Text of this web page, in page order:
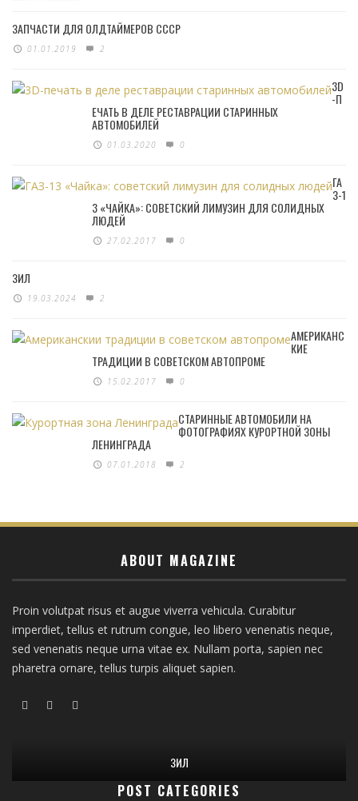
ЗАПЧАСТИ ДЛЯ ОЛДТАЙМЕРОВ СССР
01.01.2019 2
3D
-П
ЕЧАТЬ В ДЕЛЕ РЕСТАВРАЦИИ СТАРИННЫХ
АВТОМОБИЛЕЙ
01.03.2020 0
ГА
З-1
3 «ЧАЙКА»: СОВЕТСКИЙ ЛИМУЗИН ДЛЯ СОЛИДНЫХ
ЛЮДЕЙ
27.02.2017 0
ЗИЛ
19.03.2024 2
АМЕРИКАНС
КИЕ
ТРАДИЦИИ В СОВЕТСКОМ АВТОПРОМЕ
15.02.2017 0
СТАРИННЫЕ АВТОМОБИЛИ НА
ФОТОГРАФИЯХ КУРОРТНОЙ ЗОНЫ
ЛЕНИНГРАДА
07.01.2018 2
ABOUT MAGAZINE
Proin volutpat risus et augue viverra vehicula. Curabitur
imperdiet, tellus et rutrum congue, leo libero venenatis neque,
sed venenatis neque urna vitae ex. Nullam porta, sapien nec
pharetra ornare, tellus turpis aliquet sapien.
ЗИЛ
POST CATEGORIES